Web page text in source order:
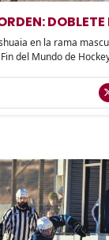
DOBLETE
en la rama
del Mundo de